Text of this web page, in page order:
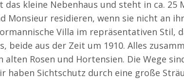
das kleine Nebenhaus und steht in ca.
Monsieur residieren, wenn sie nicht an
Villa im repräsentativen Stil,
beide aus der Zeit um 1910. Alles
alten Rosen und Hortensien. Die Wege
haben Sichtschutz durch eine große